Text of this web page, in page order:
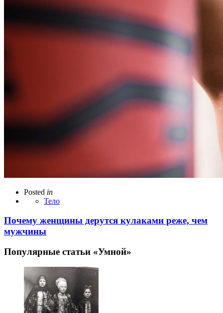
Posted in
Тело
Почему женщины дерутся кулаками реже, чем
мужчины
Популярные статьи «Умной»